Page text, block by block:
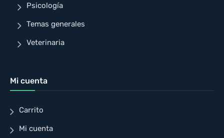
Psicología
Temas generales
Veterinaria
Mi cuenta
Carrito
Mi cuenta